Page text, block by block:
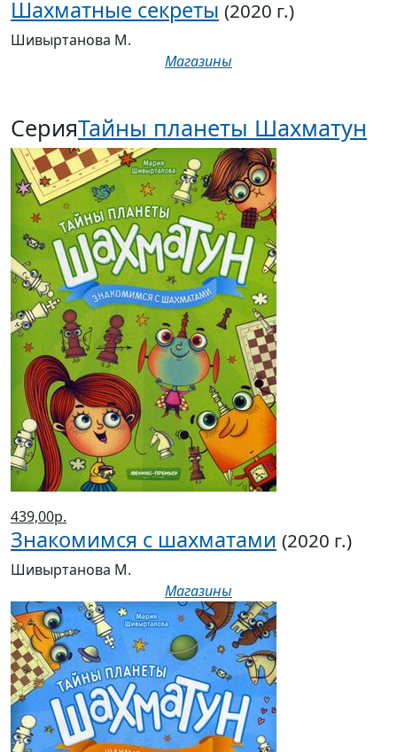
Шахматные секреты (2020 г.)
Шивыртанова М.
Магазины
СерияТайны планеты Шахматун
439,00р.
Знакомимся с шахматами (2020 г.)
Шивыртанова М.
Магазины